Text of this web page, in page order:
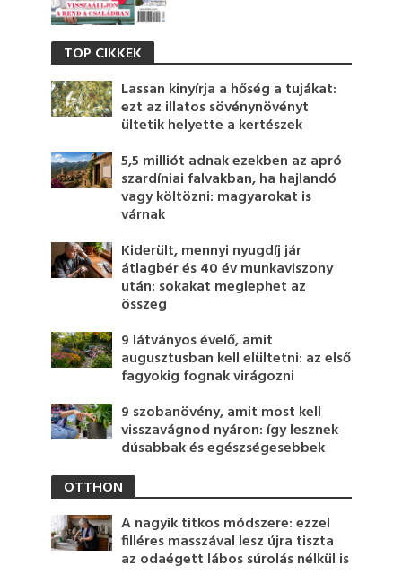
TOP CIKKEK
Lassan kinyírja a hőség a tujákat:
ezt az illatos sövénynövényt
ültetik helyette a kertészek
5,5 milliót adnak ezekben az apró
szardíniai falvakban, ha hajlandó
vagy költözni: magyarokat is
várnak
Kiderült, mennyi nyugdíj jár
átlagbér és 40 év munkaviszony
után: sokakat meglephet az
összeg
9 látványos évelő, amit
augusztusban kell elültetni: az első
fagyokig fognak virágozni
9 szobanövény, amit most kell
visszavágnod nyáron: így lesznek
dúsabbak és egészségesebbek
OTTHON
A nagyik titkos módszere: ezzel
filléres masszával lesz újra tiszta
az odaégett lábos súrolás nélkül is